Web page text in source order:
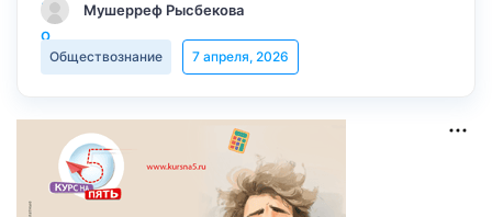
Мушерреф Рысбекова
Обществознание 7 апреля, 2026